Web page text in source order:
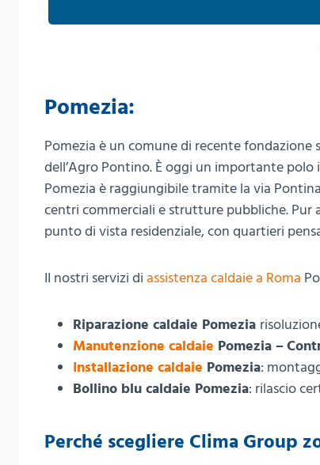
Pomezia:
Pomezia è un comune di recente fondazione
dell’Agro Pontino. È oggi un importante
Pomezia è raggiungibile tramite la via
centri commerciali e strutture pubbliche. Pur
punto di vista residenziale, con quartieri
II nostri servizi di assistenza caldaie a Roma
Riparazione caldaie Pomezia
Manutenzione caldaie Pomezia –
Installazione caldaie Pomezia:
Bollino blu caldaie Pomezia: rilascio
Perché scegliere Clima Group